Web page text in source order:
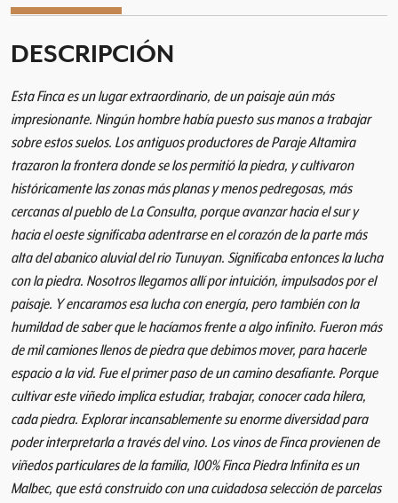
a
d
r
a
n
t
a
M
a
l
b
e
c
2
0
DESCRIPCIÓN
Esta Finca es un lugar extraordinario, de un paisaje aún más
impresionante. Ningún hombre había puesto sus manos a trabajar
sobre estos suelos. Los antiguos productores de Paraje Altamira
trazaron la frontera donde se los permitió la piedra, y cultivaron
históricamente las zonas más planas y menos pedregosas, más
cercanas al pueblo de La Consulta, porque avanzar hacia el sur y
hacia el oeste significaba adentrarse en el corazón de la parte más
alta del abanico aluvial del rio Tunuyan. Significaba entonces la lucha
con la piedra. Nosotros llegamos allí por intuición, impulsados por el
paisaje. Y encaramos esa lucha con energía, pero también con la
humildad de saber que le hacíamos frente a algo infinito. Fueron más
de mil camiones llenos de piedra que debimos mover, para hacerle
espacio a la vid. Fue el primer paso de un camino desafiante. Porque
cultivar este viñedo implica estudiar, trabajar, conocer cada hilera,
cada piedra. Explorar incansablemente su enorme diversidad para
poder interpretarla a través del vino. Los vinos de Finca provienen de
viñedos particulares de la familia, 100% Finca Piedra Infinita es un
Malbec, que está construido con una cuidadosa selección de parcelas